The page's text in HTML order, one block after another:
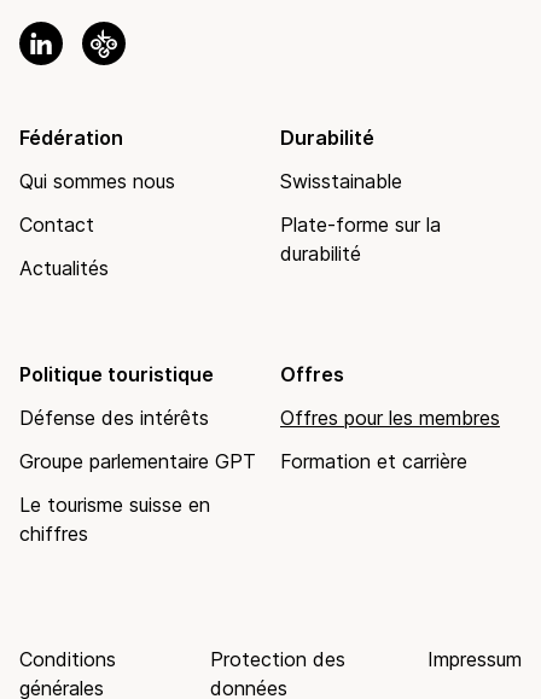
Fédération
Qui sommes nous
Contact
Actualités
Durabilité
Swisstainable
Plate-forme sur la
durabilité
Politique touristique
Défense des intérêts
Groupe parlementaire GPT
Le tourisme suisse en
chiffres
Offres
Offres pour les membres
Formation et carrière
Conditions
générales
Protection des
données
Impressum